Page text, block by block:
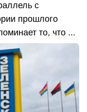
с
прошлого
то, что ...